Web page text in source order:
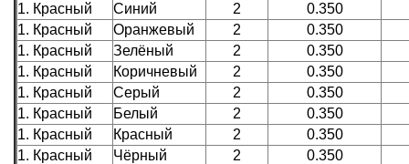
1. Красный
Синий 2
0.350
1. Красный
Оранжевый 2
0.350
1. Красный
Зелёный 2
0.350
1. Красный
Коричневый 2
0.350
1. Красный
Серый 2
0.350
1. Красный
Белый 2
0.350
1. Красный
Красный 2
0.350
1. Красный
Чёрный 2
0.350